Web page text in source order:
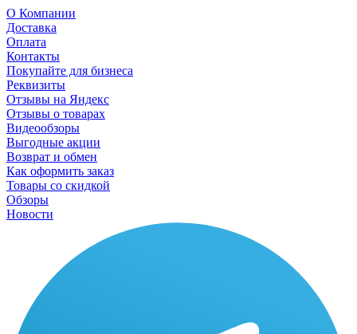
О Компании
Доставка
Оплата
Контакты
Покупайте для бизнеса
Реквизиты
Отзывы на Яндекс
Отзывы о товарах
Видеообзоры
Выгодные акции
Возврат и обмен
Как оформить заказ
Товары со скидкой
Обзоры
Новости